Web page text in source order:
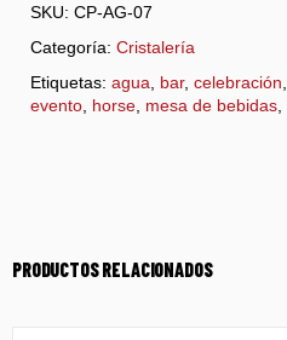
SKU: CP-AG-07
Categoría: Cristalería
Etiquetas: agua bar, celebración
evento horse mesa de bebidas
PRODUCTOS RELACIONADOS